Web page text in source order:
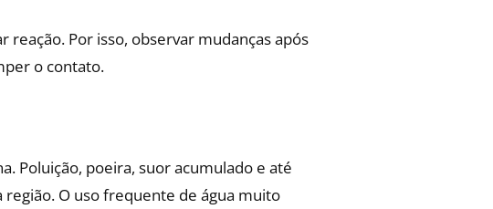
Por isso, observar mudanças após
o contato.
Poluição, poeira, suor acumulado e até
O uso frequente de água muito